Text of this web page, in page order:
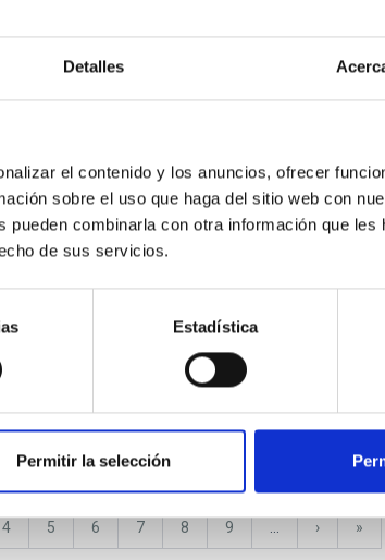
Detalles
el contenido y los anuncios, ofrecer
sobre el uso que haga del sitio web con
combinarla con otra información que les
de sus servicios.
Estadística
Permitir la selección
051 CERTIFICADO DE VALORACIÓN
Excluded Applicants
Group PS-2026-049
AND EXCLUDED APPLICANTS PD
GROUP PS-2026-049
Page
4 Page
5 Page
6 Page
7 Page
8 Page
9
Next
›
last
»